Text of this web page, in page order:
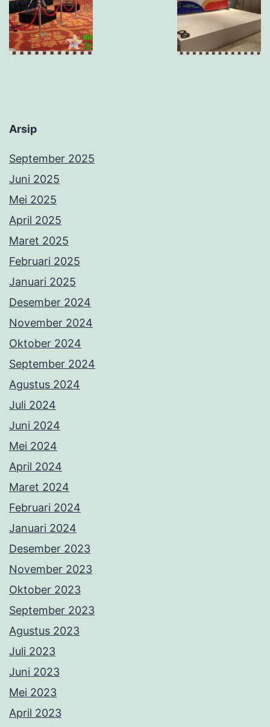
Arsip
September 2025
Juni 2025
Mei 2025
April 2025
Maret 2025
Februari 2025
Januari 2025
Desember 2024
November 2024
Oktober 2024
September 2024
Agustus 2024
Juli 2024
Juni 2024
Mei 2024
April 2024
Maret 2024
Februari 2024
Januari 2024
Desember 2023
November 2023
Oktober 2023
September 2023
Agustus 2023
Juli 2023
Juni 2023
Mei 2023
April 2023